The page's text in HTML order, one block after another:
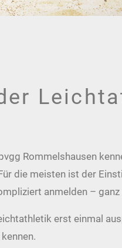
Rommelshausen
die meisten ist der
anmelden – ganz
erst einmal